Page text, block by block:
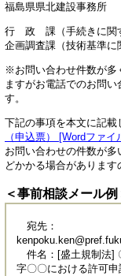
福島県県北建設事務所
行 政 課（手続きに関
企画調査課（技術基準に
※お問い合わせ件数が多
ますがお電話でのお問
す。
下記の事項を本文に記
（申込票） [Wordファイ
お問い合わせの件数が
どかかる場合があります
＜事前相談メール例
宛先：
件名：[盛土規制法]
字〇〇における許可申